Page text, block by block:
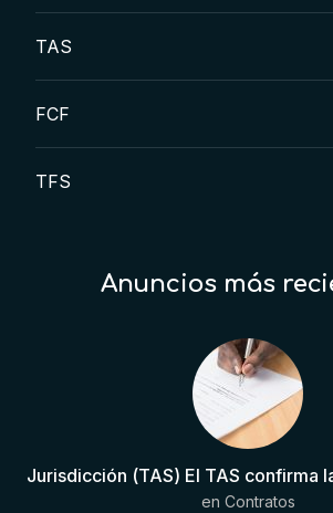
TAS
FCF
TFS
Anuncios más
en Contratos